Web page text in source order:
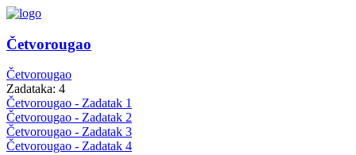
Četvorougao
Četvorougao
Zadataka: 4
Četvorougao - Zadatak 1
Četvorougao - Zadatak 2
Četvorougao - Zadatak 3
Četvorougao - Zadatak 4